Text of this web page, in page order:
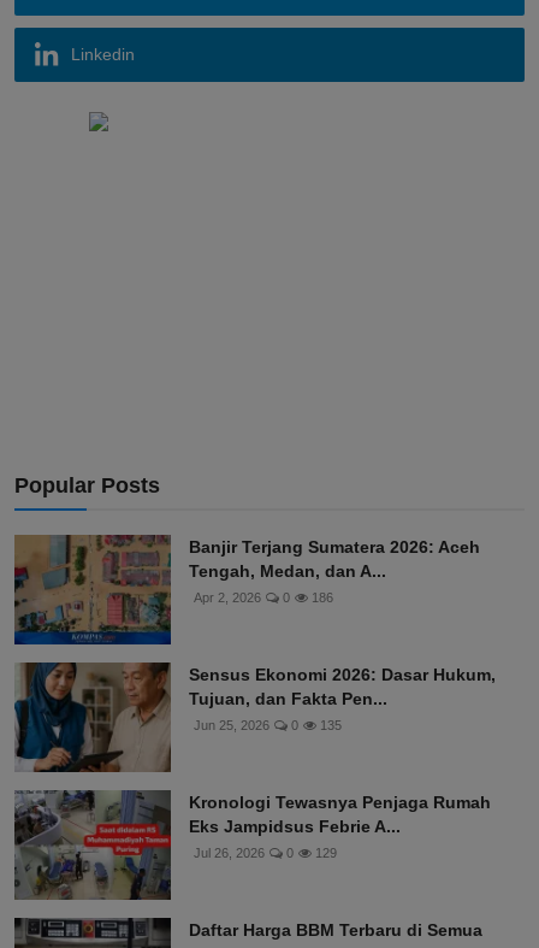
Linkedin
Popular Posts
Banjir Terjang Sumatera 2026: Aceh
Tengah, Medan, dan A...
Apr 2, 2026 0 186
Sensus Ekonomi 2026: Dasar Hukum,
Tujuan, dan Fakta Pen...
Jun 25, 2026 0 135
Kronologi Tewasnya Penjaga Rumah
Eks Jampidsus Febrie A...
Jul 26, 2026 0 129
Daftar Harga BBM Terbaru di Semua